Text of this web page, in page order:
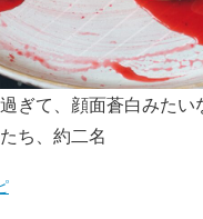
ぎて、顔面蒼白みたい
ち、約二名